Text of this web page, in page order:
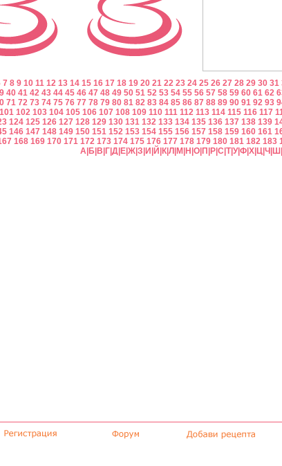
7 8 9 10 11 12 13 14 15 16 17 18 19 20 21 22 23 24 25 26 27 28 29 30 31
40 41 42 43 44 45 46 47 48 49 50 51 52 53 54 55 56 57 58 59 60 61 62
71 72 73 74 75 76 77 78 79 80 81 82 83 84 85 86 87 88 89 90 91 92 93
101 102 103 104 105 106 107 108 109 110 111 112 113 114 115 116 117
124 125 126 127 128 129 130 131 132 133 134 135 136 137 138 139
146 147 148 149 150 151 152 153 154 155 156 157 158 159 160 161
168 169 170 171 172 173 174 175 176 177 178 179 180 181 182 183
А Б В Г Д Е Ж З И Й К Л М Н О П Р С Т|У|Ф Х Ц Ч Ш